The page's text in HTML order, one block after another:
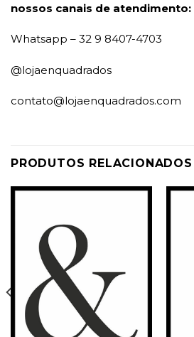
nossos canais de atendimento:
Whatsapp – 32 9 8407-4703
@lojaenquadrados
contato@lojaenquadrados.com
PRODUTOS RELACIONADOS
Adicionar